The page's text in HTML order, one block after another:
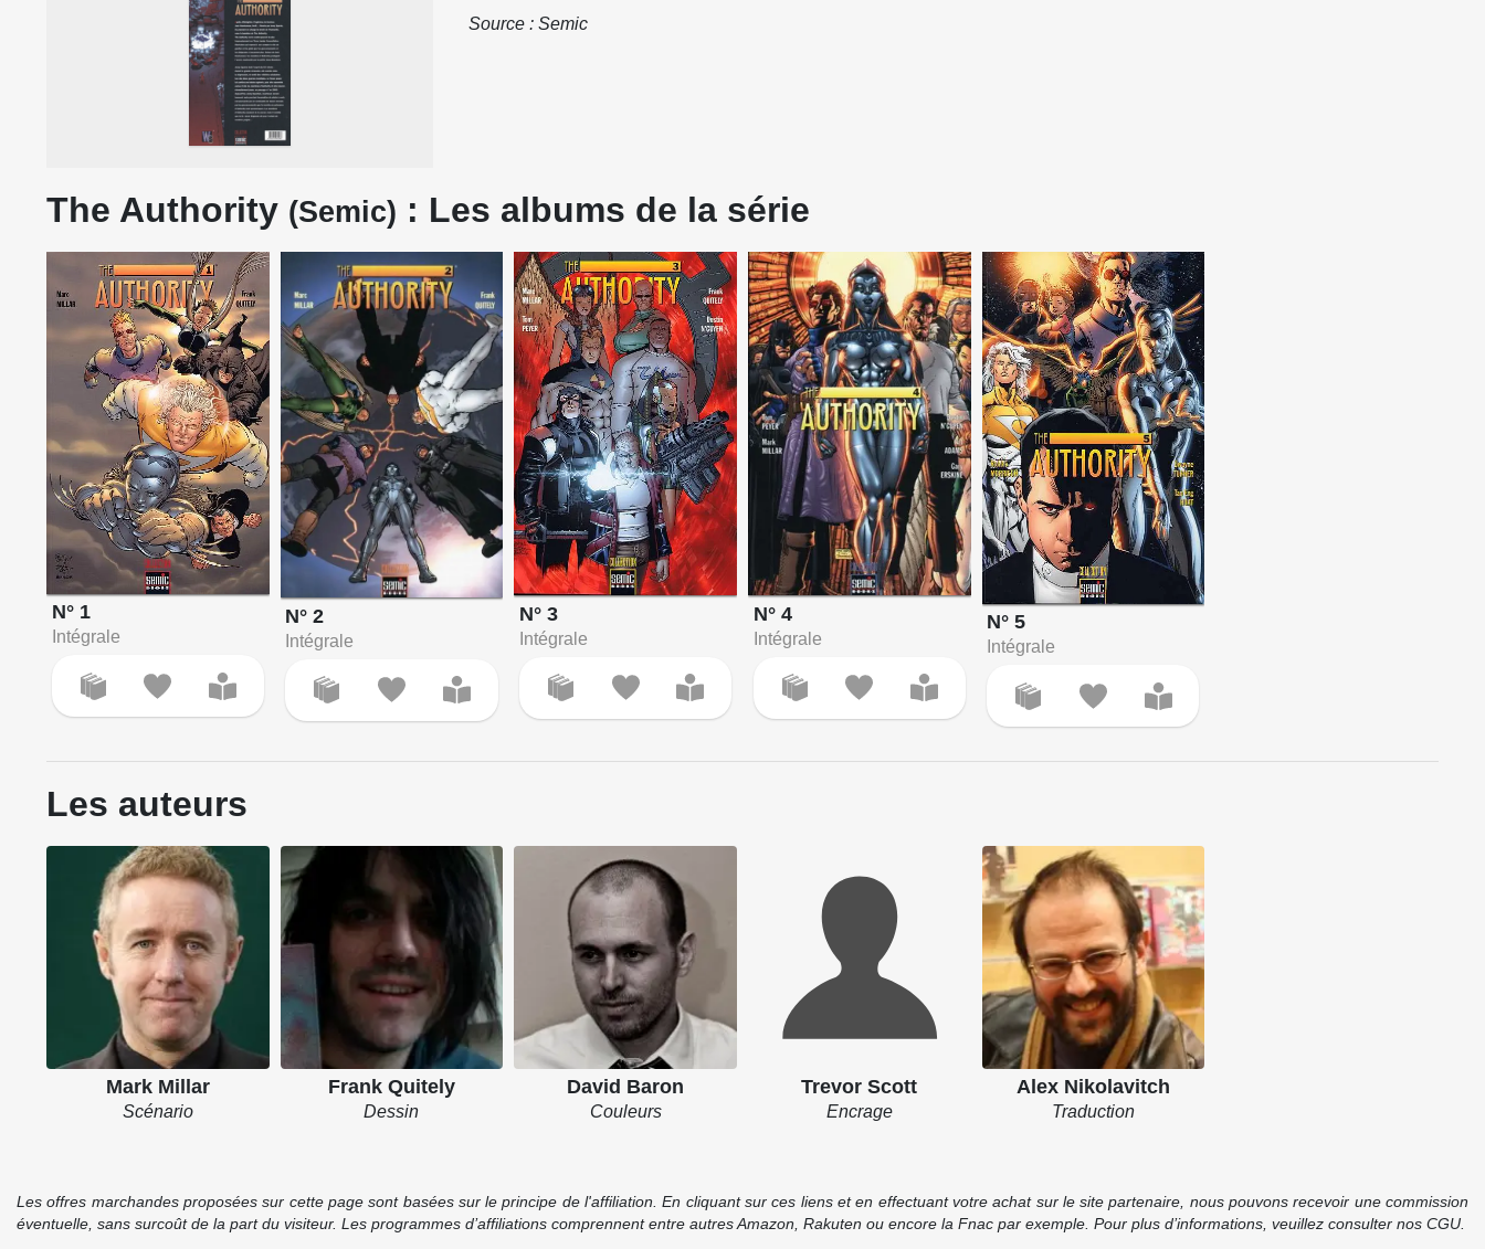
Source : Semic
The Authority (Semic) : Les albums de la série
N° 1
Intégrale
N° 2
Intégrale
N° 3
Intégrale
N° 4
Intégrale
N° 5
Intégrale
Les auteurs
Mark Millar
Scénario
Frank Quitely
Dessin
David Baron
Couleurs
Trevor Scott
Encrage
Alex Nikolavitch
Traduction
Les offres marchandes proposées sur cette page sont basées sur le principe de l'affiliation. En cliquant sur ces liens et en effectuant votre achat sur le site partenaire, nous pouvons recevoir une commission
éventuelle, sans surcoût de la part du visiteur. Les programmes d’affiliations comprennent entre autres Amazon, Rakuten ou encore la Fnac par exemple. Pour plus d’informations, veuillez consulter nos CGU.